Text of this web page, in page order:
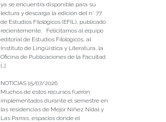
ya se encuentra disponible para su
lectura y descarga la edición del n° 77
de Estudios Filológicos (EFIL), publicado
recientemente. Felicitamos al equipo
editorial de Estudios Filológicos, al
Instituto de Lingüística y Literatura, la
Oficina de Publicaciones de la Facultad
[…]
NOTICIAS 15/07/2026
Muchos de estos recursos fueron
implementados durante el semestre en
las residencias de Mejor Niñez Nidal y
Las Parras, espacios donde el